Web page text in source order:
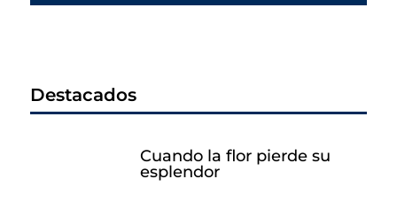
Destacados
Cuando la flor pierde su
esplendor